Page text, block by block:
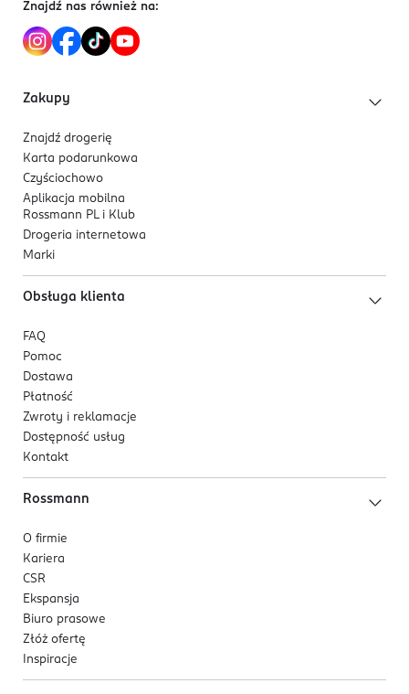
Znajdź nas również na:
Zakupy
Znajdź drogerię
Karta podarunkowa
Czyściochowo
Aplikacja mobilna
Rossmann PL i Klub
Drogeria internetowa
Marki
Obsługa klienta
FAQ
Pomoc
Dostawa
Płatność
Zwroty i reklamacje
Dostępność usług
Kontakt
Rossmann
O firmie
Kariera
CSR
Ekspansja
Biuro prasowe
Złóż ofertę
Inspiracje